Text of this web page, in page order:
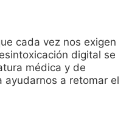
cada vez nos exigen
digital se
médica y de
ayudarnos a retomar el